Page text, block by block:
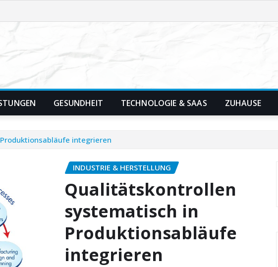
GESUNDHEIT TECHNOLOGIE & SAAS ZUHAUSE
integrieren
INDUSTRIE & HERSTELLUNG
Qualitätskontrollen
systematisch in
Produktionsabläufe
integrieren